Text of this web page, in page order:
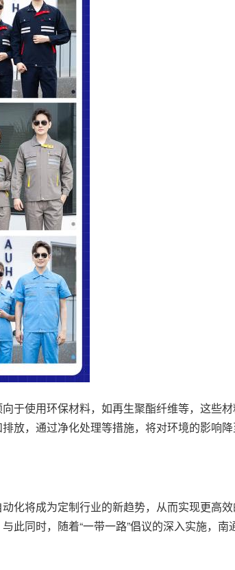
于使用环保材料，如再生聚酯纤维等，这些
放，通过净化处理等措施，将对环境的影响
化将成为定制行业的新趋势，从而实现更高
同时，随着“一带一路”倡议的深入实施，南